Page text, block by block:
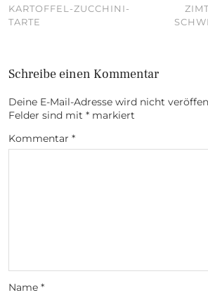
KARTOFFEL-ZUCCHINI-
TARTE
Schreibe einen Kommentar
Deine E-Mail-Adresse wird nicht
Felder sind mit * markiert
Kommentar *
Name *